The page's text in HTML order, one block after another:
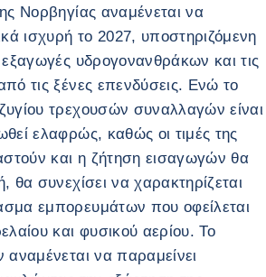
Νορβηγίας αναμένεται να
ισχυρή το 2027, υποστηριζόμενη
υδρογονανθράκων και τις
τις ξένες επενδύσεις. Ενώ το
τρεχουσών συναλλαγών είναι
ελαφρώς, καθώς οι τιμές της
και η ζήτηση εισαγωγών θα
θα συνεχίσει να χαρακτηρίζεται
εμπορευμάτων που οφείλεται
και φυσικού αερίου. Το
αναμένεται να παραμείνει